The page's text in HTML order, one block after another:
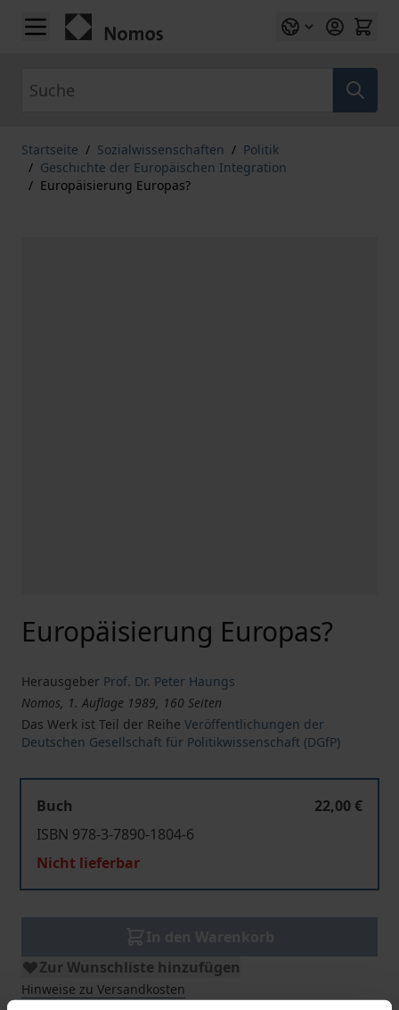
Zum Inhalt springen
Startseite / Sozialwissenschaften / Politik
/ Geschichte der Europäischen Integration
/ Europäisierung Europas?
Europäisierung Europas?
Herausgeber Prof. Dr. Peter Haungs
Nomos, 1. Auflage 1989, 160 Seiten
Das Werk ist Teil der Reihe Veröffentlichungen der
Deutschen Gesellschaft für Politikwissenschaft (DGfP)
Buch
22,00 €
ISBN 978-3-7890-1804-6
Nicht lieferbar
Zur Wunschliste hinzufügen
Hinweise zu Versandkosten